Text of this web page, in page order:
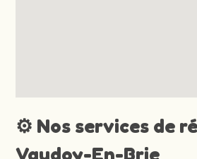
⚙️ Nos services de
Vaudoy-En-Brie